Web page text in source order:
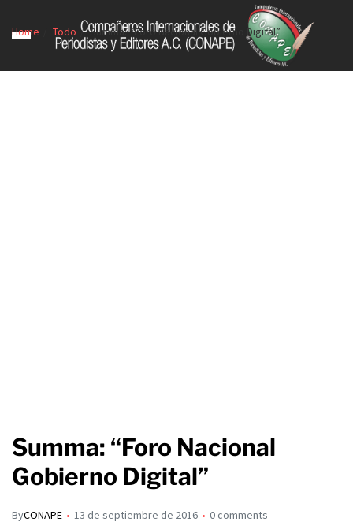
Home Todo Summa: “Foro Nacional Gobierno Digital”
Summa: “Foro Nacional
Gobierno Digital”
ByCONAPE 13 de septiembre de 2016 0 comments